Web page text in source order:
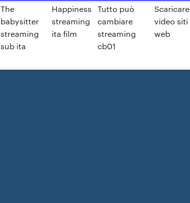
The
babysitter
streaming
sub ita
Happiness
streaming
ita film
Tutto può
cambiare
streaming
cb01
Scaricare
video siti
web